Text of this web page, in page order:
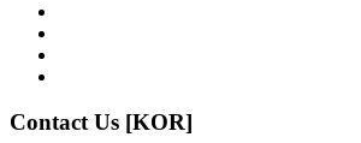
Contact Us [KOR]